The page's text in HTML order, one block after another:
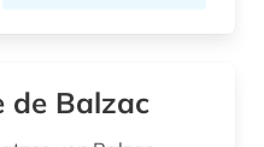
de Balzac